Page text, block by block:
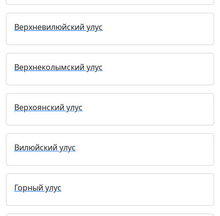
Верхневилюйский улус
Верхнеколымский улус
Верхоянский улус
Вилюйский улус
Горный улус